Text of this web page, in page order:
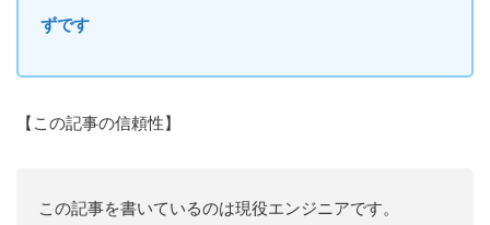
ずです
【この記事の信頼性】
この記事を書いているのは現役エンジニアです。